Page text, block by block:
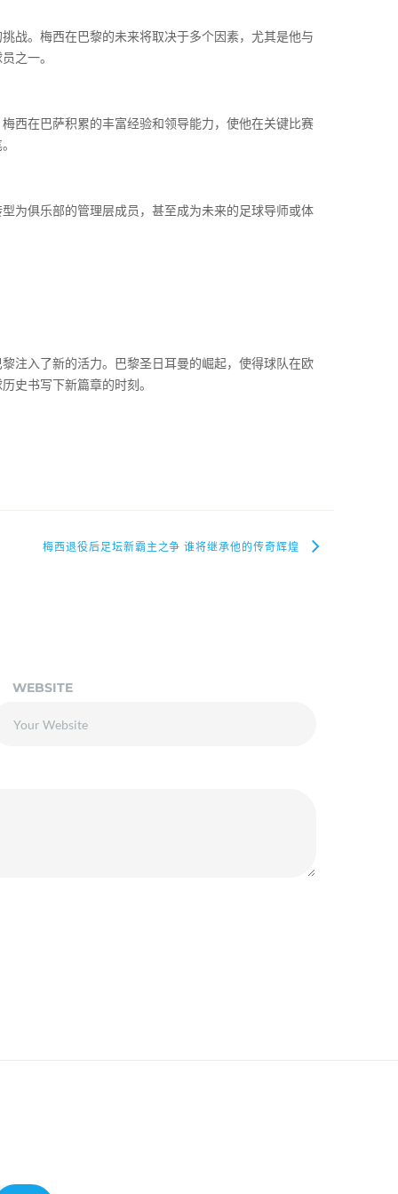
战。梅西在巴黎的未来将取决于多个因素，尤其是他与
之一。
西在巴萨积累的丰富经验和领导能力，使他在关键比赛
为俱乐部的管理层成员，甚至成为未来的足球导师或体
注入了新的活力。巴黎圣日耳曼的崛起，使得球队在欧
史书写下新篇章的时刻。
梅西退役后足坛新霸主之争 谁将继承他的传奇辉煌
WEBSITE